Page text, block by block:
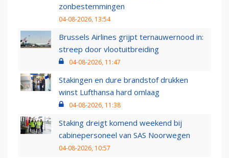
zonbestemmingen
04-08-2026, 13:54
Brussels Airlines grijpt ternauwernood in:
streep door vlootuitbreiding
04-08-2026, 11:47
Stakingen en dure brandstof drukken
winst Lufthansa hard omlaag
04-08-2026, 11:38
Staking dreigt komend weekend bij
cabinepersoneel van SAS Noorwegen
04-08-2026, 10:57